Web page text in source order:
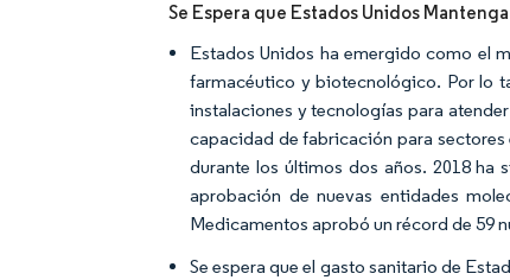
Se Espera que Estados Unidos
Estados Unidos ha emergido como el
farmacéutico y biotecnológico. Por lo
instalaciones y tecnologías para
capacidad de fabricación para
durante los últimos dos años. 2018 ha
aprobación de nuevas entidades
Medicamentos aprobó un récord de 59
Se espera que el gasto sanitario de